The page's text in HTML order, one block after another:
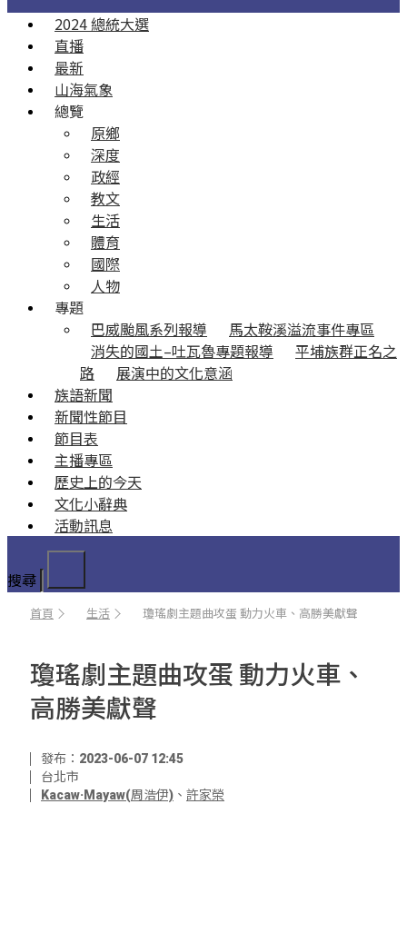
2024 總統大選
直播
最新
山海氣象
總覽
原鄉
深度
政經
教文
生活
體育
國際
人物
專題
巴威颱風系列報導
馬太鞍溪溢流事件專區
消失的國土–吐瓦魯專題報導
平埔族群正名之
路
展演中的文化意涵
族語新聞
新聞性節目
節目表
主播專區
歷史上的今天
文化小辭典
活動訊息
搜尋
首頁 生活 瓊瑤劇主題曲攻蛋 動力火車、高勝美獻聲
瓊瑤劇主題曲攻蛋 動力火車、
高勝美獻聲
發布：2023-06-07 12:45
台北市
Kacaw·Mayaw(周浩伊) 、 許家榮